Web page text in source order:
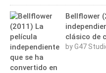
Bellflower
clásico de
by G47